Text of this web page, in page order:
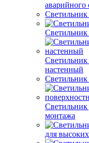
аварийного
настенный
Светильник
монтажа
для